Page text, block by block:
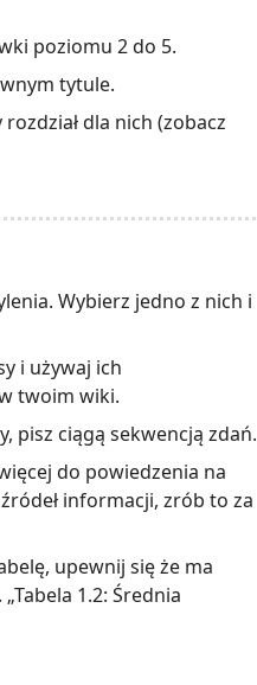
poziomu 2 do 5.
tytule.
dla nich (zobacz
Wybierz jedno z nich i
i używaj ich
twoim wiki.
pisz ciągą sekwencją zdań.
do powiedzenia na
informacji, zrób to za
upewnij się że ma
1.2: Średnia